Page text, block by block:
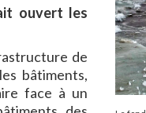
ouvert les
de
bâtiments,
face à un